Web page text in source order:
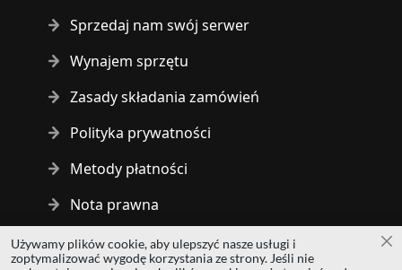
Sprzedaj nam swój serwer
Wynajem sprzętu
Zasady składania zamówień
Polityka prywatności
Metody płatności
Nota prawna
Copyright © 2014 - 2026 MS Development | All rights reserved
Używamy plików cookie, aby ulepszyć nasze usługi i
zoptymalizować wygodę korzystania ze strony. Jeśli nie